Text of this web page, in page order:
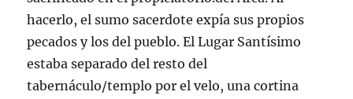
hacerlo, el sumo sacerdote expía sus propios
pecados y los del pueblo. El Lugar Santísimo
estaba separado del resto del
tabernáculo/templo por el velo, una cortina